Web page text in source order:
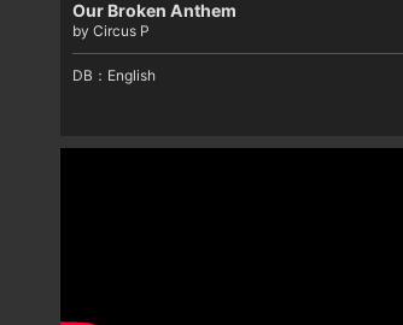
Our Broken Anthem
by Circus P
DB： English